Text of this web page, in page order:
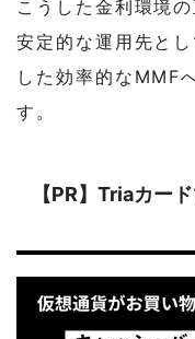
こうした金利環境
安定的な運用先と
した効率的なMMF
す。
【PR】Triaカー